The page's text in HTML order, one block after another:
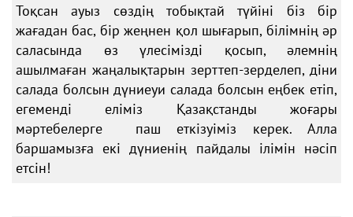
Тоқсан ауыз сөздің тобықтай түйіні біз бір
жағадан бас, бір жеңнен қол шығарып, білімнің әр
саласында өз үлесімізді қосып, әлемнің
ашылмаған жаңалықтарын зерттеп-зерделеп, діни
салада болсын дүниеуи салада болсын еңбек етіп,
егеменді еліміз Қазақстанды жоғары
мәртебелерге паш еткізуіміз керек. Алла
баршамызға екі дүниенің пайдалы ілімін нәсіп
етсін!